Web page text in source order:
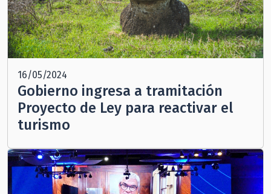
16/05/2024
Gobierno ingresa a tramitación
Proyecto de Ley para reactivar el
turismo